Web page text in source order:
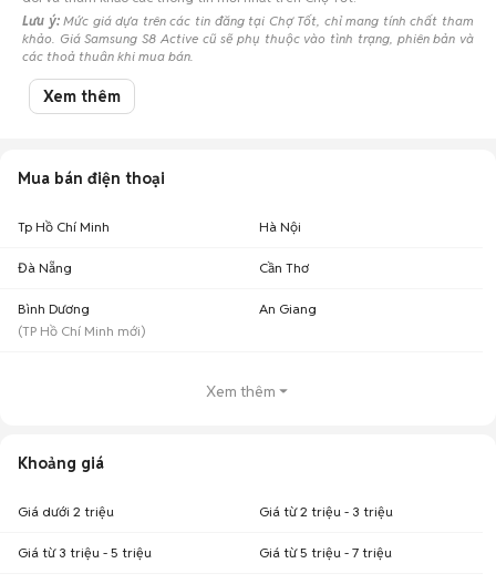
Lưu ý:Mức giá dựa trên các tin đăng tại Chợ Tốt, chỉ mang tính chất tham
khảo. Giá Samsung S8 Active cũ sẽ phụ thuộc vào tình trạng, phiên bản và
các thoả thuận khi mua bán.
Mua bán Samsung S8 Active cũ
Xem thêm
Mua bán điện thoại
Tp Hồ Chí Minh Hà Nội
Đà Nẵng Cần Thơ
Bình Dương
(TP Hồ Chí Minh mới)
An Giang
Xem thêm
Khoảng giá
Giá dưới 2 triệu Giá từ 2 triệu - 3 triệu
Giá từ 3 triệu - 5 triệu Giá từ 5 triệu - 7 triệu